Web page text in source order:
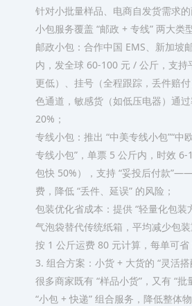
针对小批量样品、电商自发货需求
小包服务覆盖 “邮政 + 专线” 两大类
邮政小包：合作中国 EMS、新加坡
内，发全球 60-100 元 / 公斤，支持
更低）、挂号（全程跟踪，丢件赔
色通道，敏感货（如低压电器）通
20%；​
专线小包：推出 “中美专线小包”“中
专线小包”，单票 5 公斤内，时效
包快 50%），支持 “妥投后付款
费，降低 “丢件、延误” 的风险；​
包装优化省成本：提供 “轻量化包装
气泡袋替代传统纸箱，平均减少包
按 1 公斤运费 80 元计算，每单可省
3. 组合方案：小货 + 大货的 “灵活搭
很多商家既有 “样品小货”，又有 “批
“小包 + 快递” 组合服务，降低整体